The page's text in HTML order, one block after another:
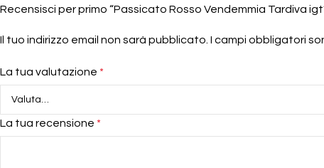
Recensisci per primo “Passicato Rosso Vendemmia Tardiva
Il tuo indirizzo email non sarà pubblicato. I campi obbligatori
La tua valutazione *
La tua recensione *